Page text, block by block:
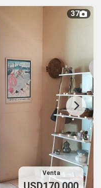
37
Venta